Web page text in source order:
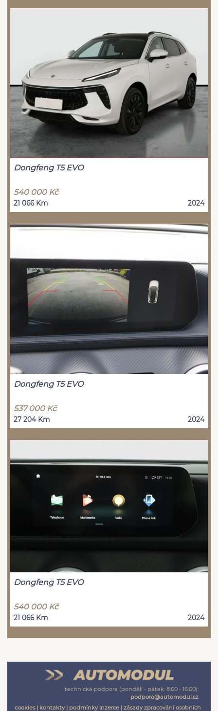
Dongfeng T5 EVO
540 000 Kč
21 066 Km 2024
Dongfeng T5 EVO
537 000 Kč
27 204 Km 2024
Dongfeng T5 EVO
540 000 Kč
21 066 Km 2024
technická podpora (pondělí - pátek: 8:00 - 16:00):
podpora@automodul.cz
cookies| kontakty| podmínky inzerce | zásady zpracování osobních